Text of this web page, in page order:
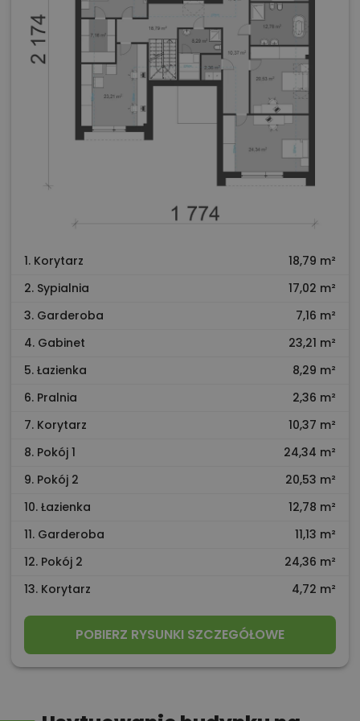
1. Korytarz
18,79 m²
2. Sypialnia
17,02 m²
3. Garderoba
7,16 m²
4. Gabinet
23,21 m²
5. Łazienka
8,29 m²
6. Pralnia
2,36 m²
7. Korytarz
10,37 m²
8. Pokój 1
24,34 m²
9. Pokój 2
20,53 m²
10. Łazienka
12,78 m²
11. Garderoba
11,13 m²
12. Pokój 2
24,36 m²
13. Korytarz
4,72 m²
POBIERZ RYSUNKI SZCZEGÓŁOWE